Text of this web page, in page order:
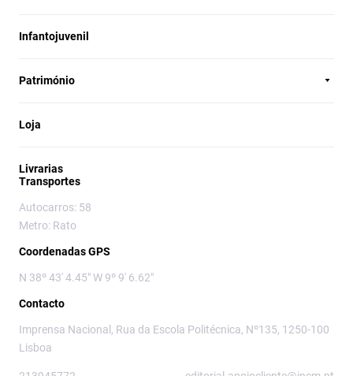
Infantojuvenil
Património
Loja
Livrarias
Transportes
Autocarros: 58
Metro: Rato
Coordenadas GPS
N 38º 43' 4.45" W 9º 9' 6.62"
Contacto
Imprensa Nacional, Rua da Escola Politécnica, Nº135, 1250-100
Lisboa